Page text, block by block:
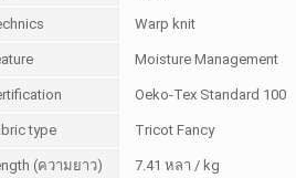
Warp knit
Moisture Management
Oeko-Tex Standard 100
type Tricot Fancy
(ความยาว) 7.41 หลา / kg